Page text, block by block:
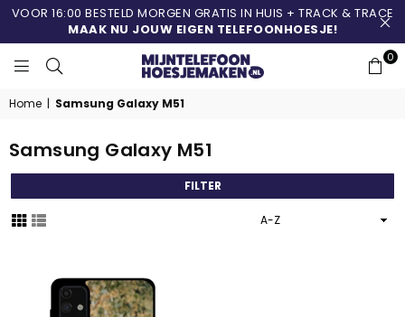
VOOR 16:00 BESTELD MORGEN GRATIS IN HUIS + TRACK & TRACE
MAAK NU JOUW EIGEN TELEFOONHOESJE!
0
Home | Samsung Galaxy M51
Samsung Galaxy M51
FILTER
Sorteer